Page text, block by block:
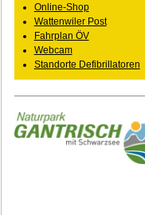
Online-Shop
Wattenwiler Post
Fahrplan ÖV
Webcam
Standorte Defibrillatoren